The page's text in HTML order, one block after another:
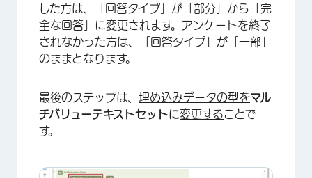
した方は、「回答タイプ」が「部分」から「完
全な回答」に変更されます。アンケートを終了
されなかった方は、「回答タイプ」が「一部」
のままとなります。
最後のステップは、 埋め込みデータの型をマル
チバリューテキストセットに変更することで
す。